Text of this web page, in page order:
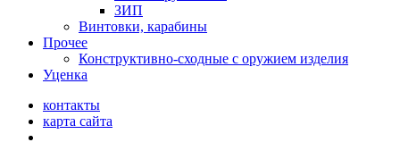
ЗИП
Винтовки, карабины
Прочее
Конструктивно-сходные с оружием изделия
Уценка
контакты
карта сайта